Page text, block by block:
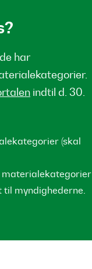
har
indtil d. 30.
(skal
materialekategorier
myndighederne.